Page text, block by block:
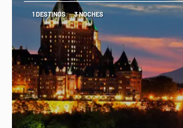
1 DESTINOS 3 NOCHES